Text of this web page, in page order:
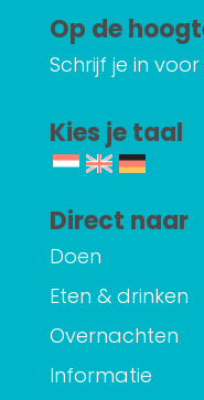
Op de
Schrijf je in
Kies je taal
Direct naar
Doen
Eten & drinken
Overnachten
Informatie